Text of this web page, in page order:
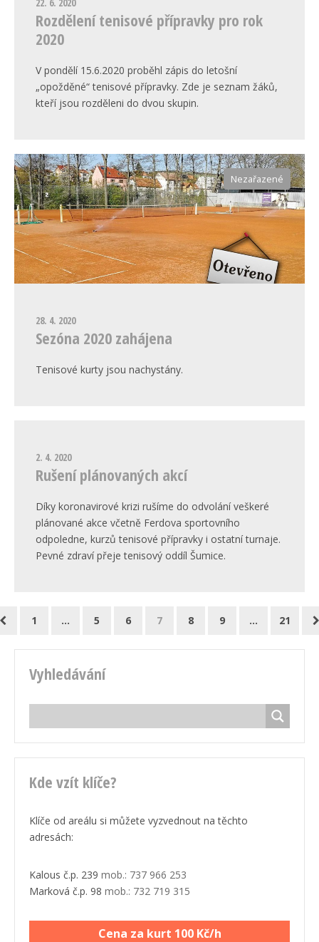
22. 6. 2020
Rozdělení tenisové přípravky pro rok
2020
V pondělí 15.6.2020 proběhl zápis do letošní
„opožděné“ tenisové přípravky. Zde je seznam žáků,
kteří jsou rozděleni do dvou skupin.
Nezařazené
28. 4. 2020
Sezóna 2020 zahájena
Tenisové kurty jsou nachystány.
2. 4. 2020
Rušení plánovaných akcí
Díky koronavirové krizi rušíme do odvolání veškeré
plánované akce včetně Ferdova sportovního
odpoledne, kurzů tenisové přípravky i ostatní turnaje.
Pevné zdraví přeje tenisový oddíl Šumice.
1 … 5 6 7 8 9 … 21
Vyhledávání
Kde vzít klíče?
Klíče od areálu si můžete vyzvednout na těchto
adresách:
Kalous č.p. 239 mob.: 737 966 253
Marková č.p. 98 mob.: 732 719 315
Cena za kurt 100 Kč/h